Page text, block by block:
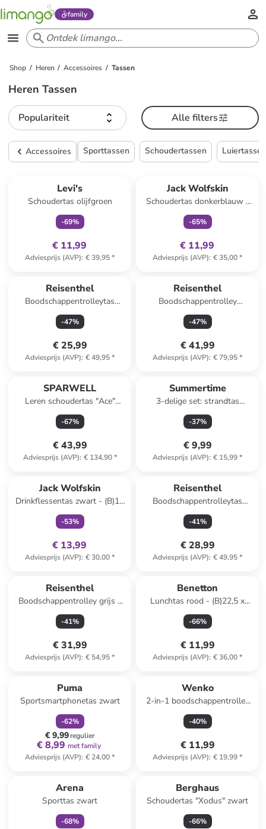
family
Shop Heren Accessoires Tassen
Heren Tassen
Populariteit Alle filters
Accessoires Sporttassen Schoudertassen
Levi's
Schoudertas olijfgroen
-69%
€ 11,99
Adviesprijs (AVP): € 39,95*
Jack Wolfskin
Schoudertas donkerblauw -
(B)23 x (H)18 cm
-65%
€ 11,99
Adviesprijs (AVP): € 35,00*
Reisenthel
Boodschappentrolleytas
beige/zwart - (B)34 x (H)60 x
(D)24 cm
-47%
€ 25,99
Adviesprijs (AVP): € 49,95*
Reisenthel
Boodschappentrolley
beige/zwart - (B)43 x (H)53 x
(T)21 cm
-47%
€ 41,99
Adviesprijs (AVP): € 79,95*
SPARWELL
Leren schoudertas "Ace"
antraciet - (B)37 x (H)28 x
(D)8 cm
-67%
€ 43,99
Adviesprijs (AVP): € 134,90*
Summertime
3-delige set: strandtas
(verrassingsproduct)
-37%
€ 9,99
Adviesprijs (AVP): € 15,99*
Jack Wolfskin
Drinkflessentas zwart - (B)10
x (H)26 x (D)10 cm
-53%
€ 13,99
Adviesprijs (AVP): € 30,00*
Reisenthel
Boodschappentrolleytas
zwart/wit - (B)34 x (H)60 x
(D)24 cm
-41%
€ 28,99
Adviesprijs (AVP): € 49,95*
Reisenthel
Boodschappentrolley grijs -
(B)34 x (H)60 x (D)24 cm
-41%
€ 31,99
Adviesprijs (AVP): € 54,95*
Benetton
Lunchtas rood - (B)22,5 x
(H)27 x (D)14 cm
-66%
€ 11,99
Adviesprijs (AVP): € 36,00*
Puma
Sportsmartphonetas zwart
-62%
€ 9,99regulier
€ 8,99 met family
Adviesprijs (AVP): € 24,00*
Wenko
2-in-1 boodschappentrolley
lichtblauw - (B)32 x (H)50 x
(D)15 cm
-40%
€ 11,99
Adviesprijs (AVP): € 19,99*
Arena
Sporttas zwart
-68%
Berghaus
Schoudertas "Xodus" zwart
-66%